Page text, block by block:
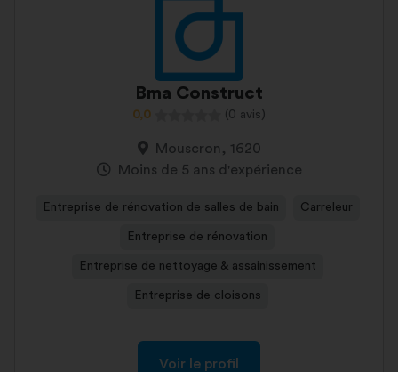
Bma Construct
0,0 (0 avis)
Mouscron, 1620
Moins de 5 ans d'expérience
Entreprise de rénovation de salles de bain Carreleur
Entreprise de rénovation
Entreprise de nettoyage & assainissement
Entreprise de cloisons
Voir le profil